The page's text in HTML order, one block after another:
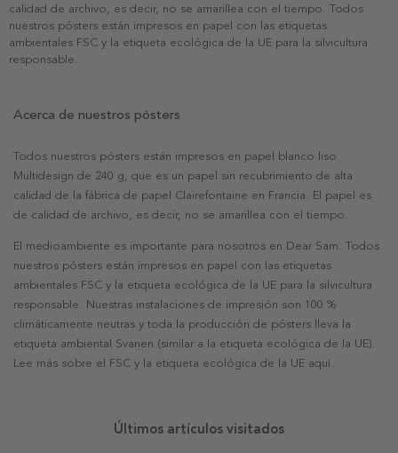
calidad de archivo, es decir, no se amarillea con el tiempo. Todos
nuestros pósters están impresos en papel con las etiquetas
ambientales FSC y la etiqueta ecológica de la UE para la silvicultura
responsable.
Acerca de nuestros pósters
Todos nuestros pósters están impresos en papel blanco liso
Multidesign de 240 g, que es un papel sin recubrimiento de alta
calidad de la fábrica de papel Clairefontaine en Francia. El papel es
de calidad de archivo, es decir, no se amarillea con el tiempo.
El medioambiente es importante para nosotros en Dear Sam. Todos
nuestros pósters están impresos en papel con las etiquetas
ambientales FSC y la etiqueta ecológica de la UE para la silvicultura
responsable. Nuestras instalaciones de impresión son 100 %
climáticamente neutras y toda la producción de pósters lleva la
etiqueta ambiental Svanen (similar a la etiqueta ecológica de la UE).
Lee más sobre el FSC y la etiqueta ecológica de la UE aquí.
Últimos artículos visitados